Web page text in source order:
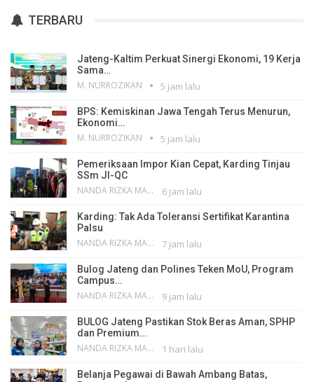
TERBARU
Jateng-Kaltim Perkuat Sinergi Ekonomi, 19 Kerja
Sama…
M. NURROZIKAN 5 jam lalu
BPS: Kemiskinan Jawa Tengah Terus Menurun,
Ekonomi…
M. NURROZIKAN 5 jam lalu
Pemeriksaan Impor Kian Cepat, Karding Tinjau
SSm JI-QC
NANDA RIZKA MAHENDRA 6 jam lalu
Karding: Tak Ada Toleransi Sertifikat Karantina
Palsu
NANDA RIZKA MAHENDRA 7 jam lalu
Bulog Jateng dan Polines Teken MoU, Program
Campus…
NANDA RIZKA MAHENDRA 9 jam lalu
BULOG Jateng Pastikan Stok Beras Aman, SPHP
dan Premium…
NANDA RIZKA MAHENDRA 1 hari lalu
Belanja Pegawai di Bawah Ambang Batas,